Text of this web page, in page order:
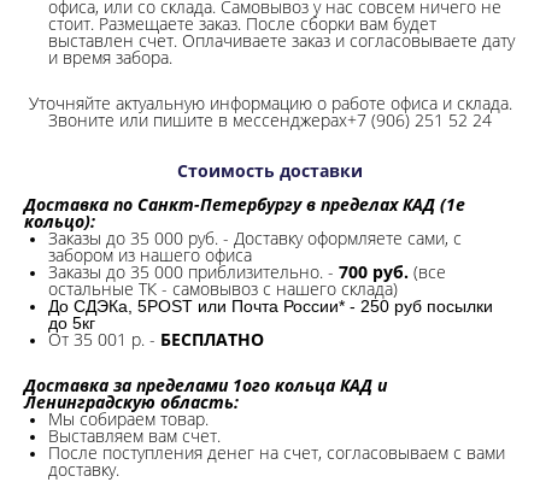
офиса, или со склада. Самовывоз у нас совсем ничего не
стоит. Размещаете заказ. После сборки вам будет
выставлен счет. Оплачиваете заказ и согласовываете дату
и время забора.
Уточняйте актуальную информацию о работе офиса и склада.
Звоните или пишите в мессенджерах+7 (906) 251 52 24
Стоимость доставки
Доставка по Санкт-Петербургу в пределах КАД (1е
кольцо):
Заказы до 35 000 руб. - Доставку оформляете сами, с
забором из нашего офиса
Заказы до 35 000 приблизительно. - 700 руб. (все
остальные ТК - самовывоз с нашего склада)
До СДЭКа, 5POST или Почта России* - 250 руб посылки
до 5кг
От 35 001 р. - БЕСПЛАТНО
Доставка за пределами 1ого кольца КАД и
Ленинградскую область:
Мы собираем товар.
Выставляем вам счет.
После поступления денег на счет, согласовываем с вами
доставку.